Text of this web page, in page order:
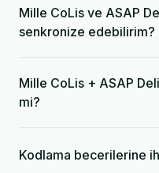
Mille CoLis ve ASAP
senkronize edebilirim?
Mille CoLis + ASAP
mi?
Kodlama becerilerine